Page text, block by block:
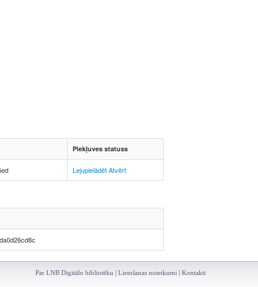
Piekļuves statuss
LejupielādētAtvērt
Par LNB Digitālo bibliotēku | Lietošanas noteikumi | Kontakti